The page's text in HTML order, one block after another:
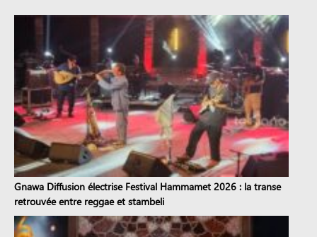
Gnawa Diffusion électrise Festival Hammamet 2026 : la transe
retrouvée entre reggae et stambeli